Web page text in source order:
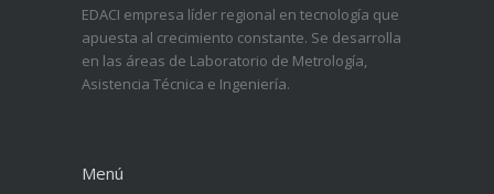
EDACI empresa líder regional en tecnología que
apuesta al crecimiento constante. Se desarrolla
en las áreas de Laboratorio de Metrología,
Asistencia Técnica e Ingeniería.
Menú